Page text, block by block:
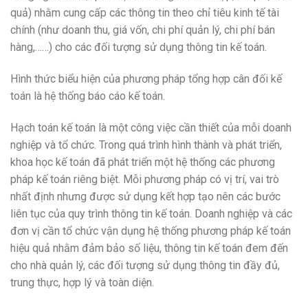
quả) nhằm cung cấp các thông tin theo chỉ tiêu kinh tế tài
chính (như doanh thu, giá vốn, chi phí quản lý, chi phí bán
hàng,……) cho các đối tượng sử dụng thông tin kế toán.
Hình thức biểu hiện của phương pháp tổng hợp cân đối kế
toán là hệ thống báo cáo kế toán.
Hạch toán kế toán là một công việc cần thiết của mỗi doanh
nghiệp và tổ chức. Trong quá trình hình thành và phát triển,
khoa học kế toán đã phát triển một hệ thống các phương
pháp kế toán riêng biệt. Mỗi phương pháp có vị trí, vai trò
nhất định nhưng được sử dụng kết hợp tạo nên các bước
liên tục của quy trình thông tin kế toán. Doanh nghiệp và các
đơn vị cần tổ chức vận dụng hệ thống phương pháp kế toán
hiệu quả nhằm đảm bảo số liệu, thông tin kế toán đem đến
cho nhà quản lý, các đối tượng sử dụng thông tin đầy đủ,
trung thực, hợp lý và toàn diện.